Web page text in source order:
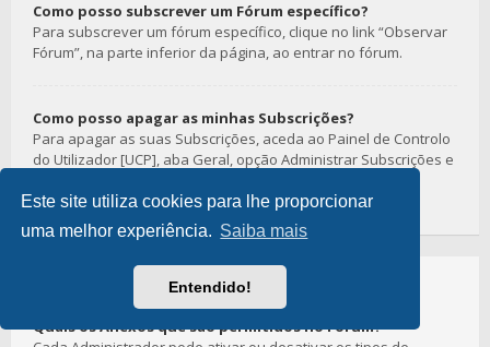
Este site utiliza cookies para lhe proporcionar
uma melhor experiência. Saiba mais
Entendido!
Como posso subscrever um Fórum específico?
Para subscrever um fórum específico, clique no link “Observar
Fórum”, na parte inferior da página, ao entrar no fórum.
Como posso apagar as minhas Subscrições?
Para apagar as suas Subscrições, aceda ao Painel de Controlo
do Utilizador [UCP], aba Geral, opção Administrar Subscrições e
Sobre os Anexos
Quais os Anexos que são permitidos no Fórum?